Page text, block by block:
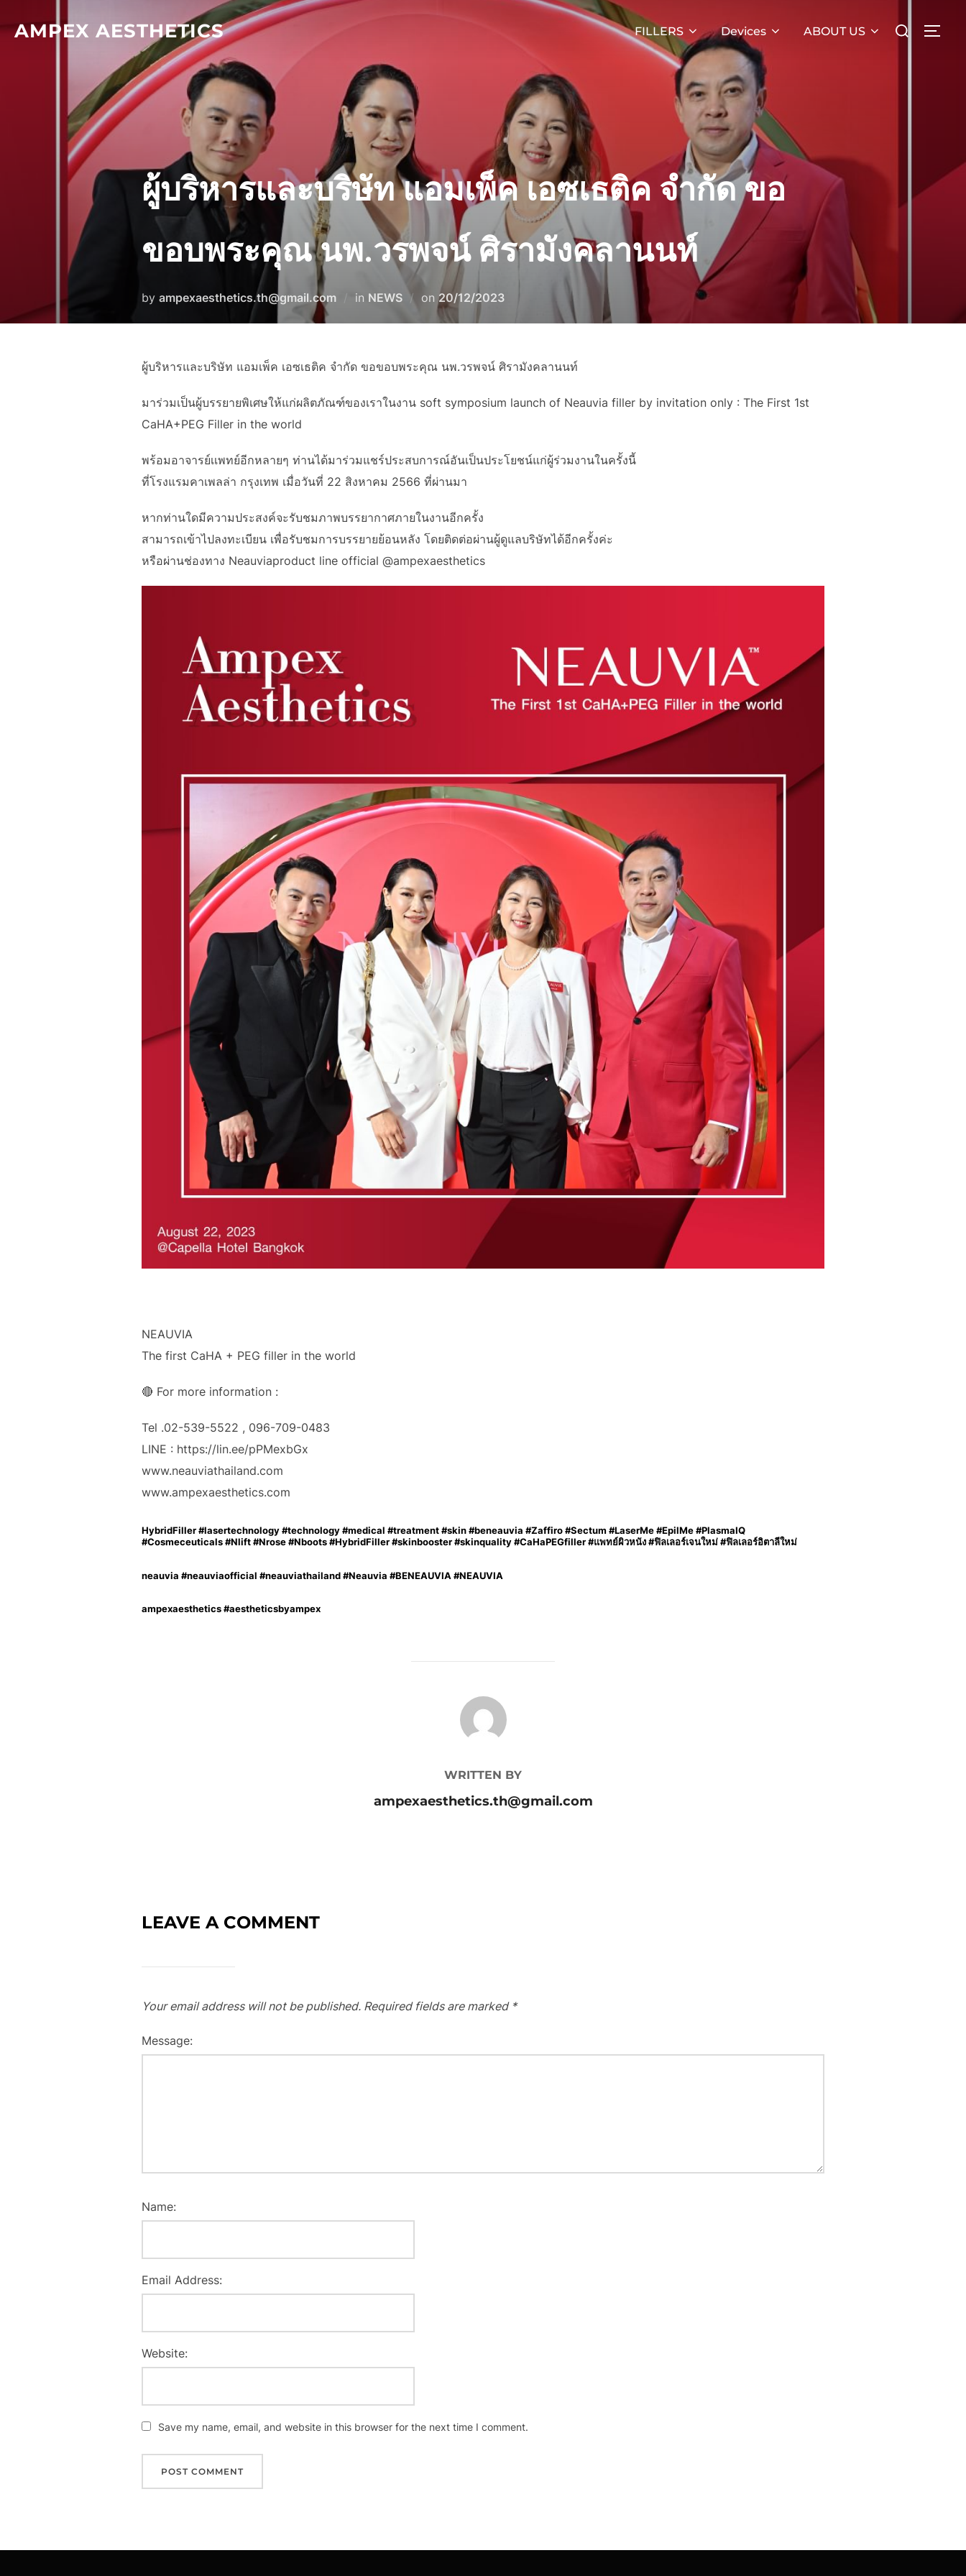
to AMPEX AESTHETICS FILLERS Devices ABOUT US
Search
ผู้บริหารและบริษัท แอมเพ็ค เอซเธติค จํากัด ขอ
ขอบพระคุณ นพ.วรพจน์ ศิรามังคลานนท์
by ampexaesthetics.th@gmail.com in NEWS on Posted
on
20/12/2023
ผู้บริหารและบริษัท แอมเพ็ค เอซเธติค จํากัด ขอขอบพระคุณ นพ.วรพจน์ ศิรามังคลานนท์
มาร่วมเป็นผู้บรรยายพิเศษให้แก่ผลิตภัณฑ์ของเราในงาน soft symposium launch of Neauvia filler by invitation only : The First 1st
CaHA+PEG Filler in the world
พร้อมอาจารย์เเพทย์อีกหลายๆ ท่านได้มาร่วมแชร์ประสบการณ์อันเป็นประโยชน์แก่ผู้ร่วมงานในครั้งนี้
ที่โรงแรมคาเพลล่า กรุงเทพ เมื่อวันที่ 22 สิงหาคม 2566 ที่ผ่านมา
หากท่านใดมีความประสงค์จะรับชมภาพบรรยากาศภายในงานอีกครั้ง
สามารถเข้าไปลงทะเบียน เพื่อรับชมการบรรยายย้อนหลัง โดยติดต่อผ่านผู้ดูแลบริษัทได้อีกครั้งค่ะ
หรือผ่านช่องทาง Neauviaproduct line official @ampexaesthetics
NEAUVIA
The first CaHA + PEG filler in the world
🔴 For more information :
Tel .02-539-5522 , 096-709-0483
LINE : https://lin.ee/pPMexbGx
www.neauviathailand.com
www.ampexaesthetics.com
HybridFiller #lasertechnology #technology #medical #treatment #skin #beneauvia #Zaffiro #Sectum #LaserMe #EpilMe #PlasmaIQ
#Cosmeceuticals #Nlift #Nrose #Nboots #HybridFiller #skinbooster #skinquality #CaHaPEGfiller #แพทย์ผิวหนัง #ฟิลเลอร์เจนใหม่ #ฟิลเลอร์อิตาลีใหม่
neauvia #neauviaofficial #neauviathailand #Neauvia #BENEAUVIA #NEAUVIA
ampexaesthetics #aestheticsbyampex
POST AUTHOR
WRITTEN BY
ampexaesthetics.th@gmail.com
LEAVE A COMMENT
Your email address will not be published. Required fields are marked *
Message:
Name:
Email Address:
Website:
Save my name, email, and website in this browser for the next time I comment.